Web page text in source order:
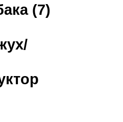
(7)